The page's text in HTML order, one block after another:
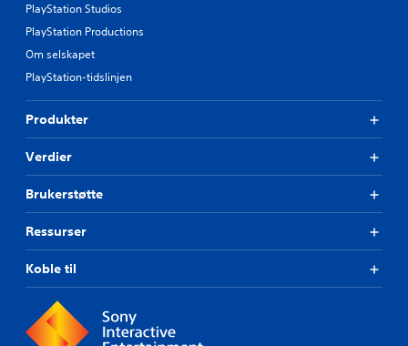
PlayStation Studios
PlayStation Productions
Om selskapet
PlayStation-tidslinjen
Produkter
Verdier
Brukerstøtte
Ressurser
Koble til